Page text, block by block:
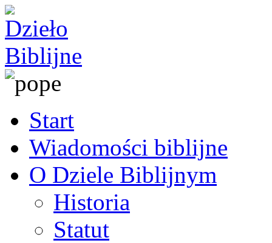
Start
Wiadomości biblijne
O Dziele Biblijnym
Historia
Statut